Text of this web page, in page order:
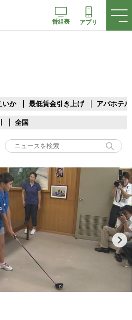
番組表 アプリ
いか 最低賃金引き上げ アパホテル
全国
Play